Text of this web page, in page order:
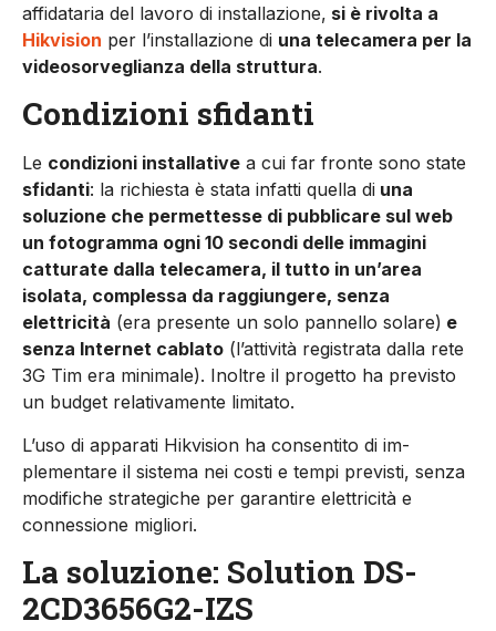
affidataria del lavoro di installazione, si è rivolta a
Hikvision per l’installazione di una telecamera per la
vi­deosorveglianza della struttura.
Condizioni sfidanti
Le condizioni installative a cui far fronte sono state
sfidanti: la richiesta è stata infatti quella di una
soluzione che permettesse di pubblicare sul web
un fotogramma ogni 10 secondi delle immagini
catturate dalla telecamera, il tutto in un’area
isolata, complessa da raggiungere, senza
elettricità (era presente un solo pannello solare) e
senza Internet cablato (l’attività regi­strata dalla rete
3G Tim era minimale). Inoltre il progetto ha previsto
un budget relativamente limitato.
L’uso di apparati Hikvision ha consentito di im­
plementare il sistema nei costi e tempi previsti, senza
modifiche strategiche per garantire elet­tricità e
connessione migliori.
La soluzione: Solution DS-
2CD3656G2-IZS